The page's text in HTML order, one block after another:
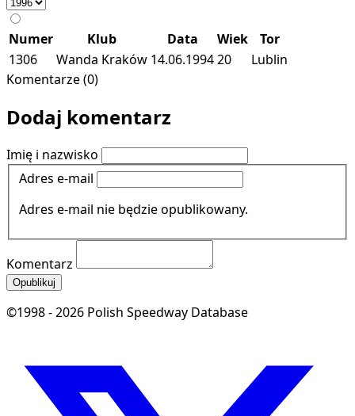
Numer Klub Data Wiek
Tor
1306
Wanda Kraków 14.06.199420
Lublin
Komentarze (0)
Dodaj komentarz
Imię i nazwisko
Adres e-mail
Adres e-mail nie będzie opublikowany.
Komentarz
Opublikuj
©1998 - 2026 Polish Speedway Database